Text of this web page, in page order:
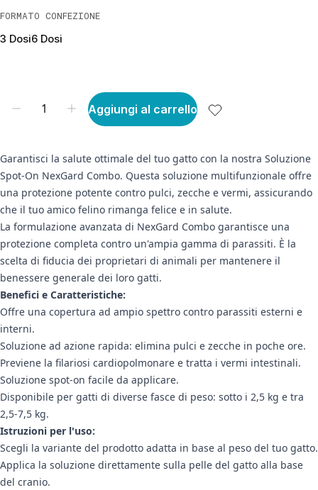
FORMATO CONFEZIONE
3 Dosi6 Dosi
Aggiungi al carrello
Garantisci la salute ottimale del tuo gatto con la nostra Soluzione
Spot-On NexGard Combo. Questa soluzione multifunzionale offre
una protezione potente contro pulci, zecche e vermi, assicurando
che il tuo amico felino rimanga felice e in salute.
La formulazione avanzata di NexGard Combo garantisce una
protezione completa contro un'ampia gamma di parassiti. È la
scelta di fiducia dei proprietari di animali per mantenere il
benessere generale dei loro gatti.
Benefici e Caratteristiche:
Offre una copertura ad ampio spettro contro parassiti esterni e
interni.
Soluzione ad azione rapida: elimina pulci e zecche in poche ore.
Previene la filariosi cardiopolmonare e tratta i vermi intestinali.
Soluzione spot-on facile da applicare.
Disponibile per gatti di diverse fasce di peso: sotto i 2,5 kg e tra
2,5-7,5 kg.
Istruzioni per l'uso:
Scegli la variante del prodotto adatta in base al peso del tuo gatto.
Applica la soluzione direttamente sulla pelle del gatto alla base
del cranio.